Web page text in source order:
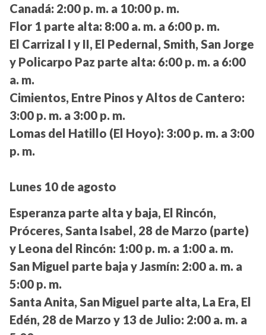
Canadá: 2:00 p. m. a 10:00 p. m.
Flor 1 parte alta: 8:00 a. m. a 6:00 p. m.
El Carrizal I y II, El Pedernal, Smith, San Jorge
y Policarpo Paz parte alta: 6:00 p. m. a 6:00
a. m.
Cimientos, Entre Pinos y Altos de Cantero:
3:00 p. m. a 3:00 p. m.
Lomas del Hatillo (El Hoyo): 3:00 p. m. a 3:00
p. m.
Lunes 10 de agosto
Esperanza parte alta y baja, El Rincón,
Próceres, Santa Isabel, 28 de Marzo (parte)
y Leona del Rincón: 1:00 p. m. a 1:00 a. m.
San Miguel parte baja y Jasmín: 2:00 a. m. a
5:00 p. m.
Santa Anita, San Miguel parte alta, La Era, El
Edén, 28 de Marzo y 13 de Julio: 2:00 a. m. a